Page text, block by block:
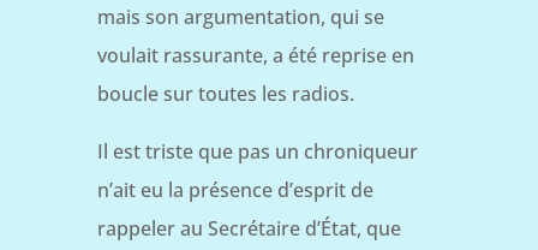
mais son argumentation, qui se
voulait rassurante, a été reprise en
boucle sur toutes les radios.
Il est triste que pas un chroniqueur
n’ait eu la présence d’esprit de
rappeler au Secrétaire d’État, que